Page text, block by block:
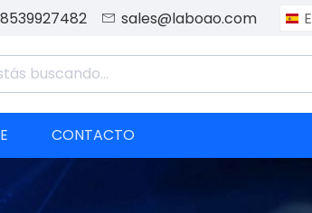
 sales@laboao.com
CONTACTO